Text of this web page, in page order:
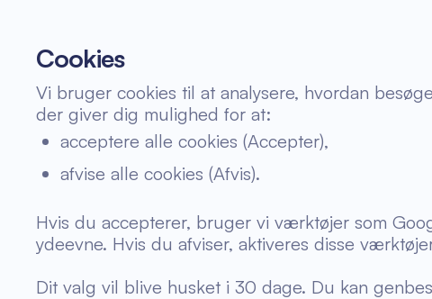
Cookies
Vi bruger cookies til at analysere, hvordan
der giver dig mulighed for at:
acceptere alle cookies (Accepter),
afvise alle cookies (Afvis).
Hvis du accepterer, bruger vi værktøjer som
ydeevne. Hvis du afviser, aktiveres disse
Dit valg vil blive husket i 30 dage. Du kan